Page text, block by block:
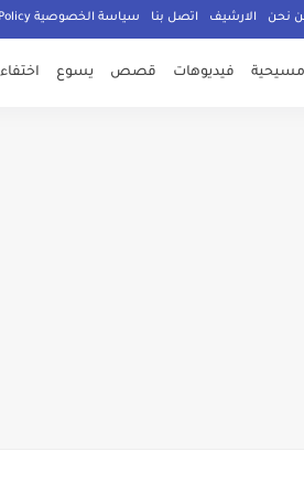
نحن الارشيف اتصل بنا سياسة الخصوصية Privacy Policy
فيديوهات قصص يسوع اختفاء